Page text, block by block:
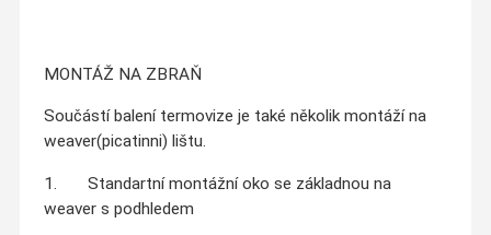
MONTÁŽ NA ZBRAŇ
Součástí balení termovize je také několik montáží na
weaver(picatinni) lištu.
1. Standartní montážní oko se základnou na
weaver s podhledem